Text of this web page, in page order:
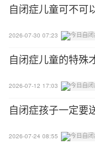
自闭症儿童可不可
2026-07-30 07:23
自闭症儿童的特殊
2026-07-12 17:03
自闭症孩子一定要
2026-07-24 08:55